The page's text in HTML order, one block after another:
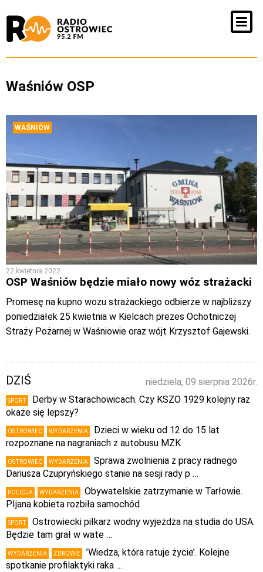
Waśniów OSP
WAŚNIÓW
22 kwietnia 2022
OSP Waśniów będzie miało nowy wóz strażacki
Promesę na kupno wozu strażackiego odbierze w najbliższy
poniedziałek 25 kwietnia w Kielcach prezes Ochotniczej
Straży Pożarnej w Waśniowie oraz wójt Krzysztof Gajewski.
niedziela, 09 sierpnia 2026r.
DZIŚ
SPORT
Derby w Starachowicach. Czy KSZO 1929 kolejny raz
okaże się lepszy?
OSTROWIEC WYDARZENIA
Dzieci w wieku od 12 do 15 lat
rozpoznane na nagraniach z autobusu MZK
OSTROWIEC WYDARZENIA
Sprawa zwolnienia z pracy radnego
Dariusza Czupryńskiego stanie na sesji rady p …
POLICJA WYDARZENIA
Obywatelskie zatrzymanie w Tarłowie.
PIjana kobieta rozbiła samochód
SPORT
Ostrowiecki piłkarz wodny wyjeżdża na studia do USA.
Będzie tam grał w wate …
WYDARZENIA ZDROWIE
’Wiedza, która ratuje życie’. Kolejne
spotkanie profilaktyki raka …